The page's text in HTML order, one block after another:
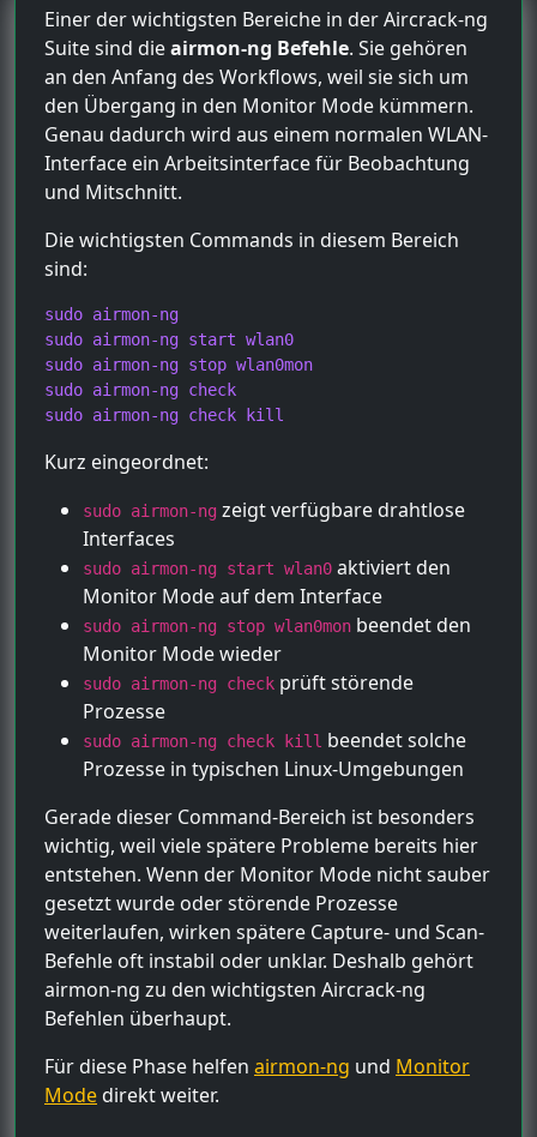
Einer der wichtigsten Bereiche in der Aircrack-ng
Suite sind dieairmon-ng Befehle. Sie gehören
an den Anfang des Workflows, weil sie sich um
den Übergang in den Monitor Mode kümmern.
Genau dadurch wird aus einem normalen WLAN-
Interface ein Arbeitsinterface für Beobachtung
und Mitschnitt.
Die wichtigsten Commands in diesem Bereich
sind:
sudo airmon-ng
sudo airmon-ng start wlan0
sudo airmon-ng stop wlan0mon
sudo airmon-ng check
sudo airmon-ng check kill
Kurz eingeordnet:
sudo airmon-ng zeigt verfügbare drahtlose
Interfaces
sudo airmon-ng start wlan0 aktiviert den
Monitor Mode auf dem Interface
sudo airmon-ng stop wlan0mon beendet den
Monitor Mode wieder
sudo airmon-ng check prüft störende
Prozesse
sudo airmon-ng check kill beendet solche
Prozesse in typischen Linux-Umgebungen
Gerade dieser Command-Bereich ist besonders
wichtig, weil viele spätere Probleme bereits hier
entstehen. Wenn der Monitor Mode nicht sauber
gesetzt wurde oder störende Prozesse
weiterlaufen, wirken spätere Capture- und Scan-
Befehle oft instabil oder unklar. Deshalb gehört
airmon-ng zu den wichtigsten Aircrack-ng
Befehlen überhaupt.
Für diese Phase helfen airmon-ng und Monitor
Modedirekt weiter.